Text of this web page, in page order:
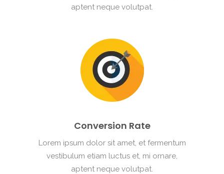
aptent neque volutpat.
Conversion Rate
Lorem ipsum dolor sit amet, et fermentum
vestibulum etiam luctus et, mi ornare,
aptent neque volutpat.